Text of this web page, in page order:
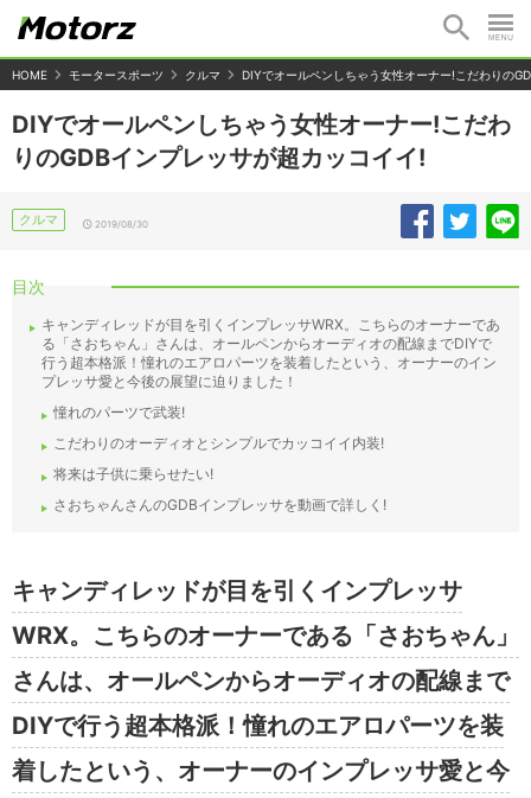
HOME モータースポーツ クルマ DIYでオールペンしちゃう女性オーナー!こだわりの
DIYでオールペンしちゃう女性オーナー!こだわ
りのGDBインプレッサが超カッコイイ!
クルマ 2019/08/30
目次
キャンディレッドが目を引くインプレッサWRX。こちらのオーナーであ
る「さおちゃん」さんは、オールペンからオーディオの配線までDIYで
行う超本格派！憧れのエアロパーツを装着したという、オーナーのイン
プレッサ愛と今後の展望に迫りました！
憧れのパーツで武装!
こだわりのオーディオとシンプルでカッコイイ内装!
将来は子供に乗らせたい!
さおちゃんさんのGDBインプレッサを動画で詳しく!
キャンディレッドが目を引くインプレッサ
WRX。こちらのオーナーである「さおちゃん」
さんは、オールペンからオーディオの配線まで
DIYで行う超本格派！憧れのエアロパーツを装
着したという、オーナーのインプレッサ愛と今